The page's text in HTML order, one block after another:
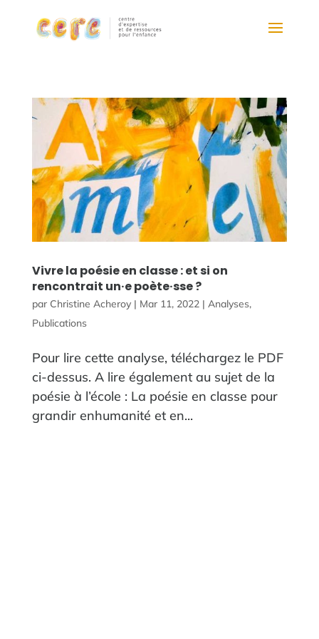
Vivre la poésie en classe : et si on
rencontrait un·e poète·sse ?
par Christine Acheroy| Mar 11, 2022| Analyses,
Publications
Pour lire cette analyse, téléchargez le PDF
ci-dessus. A lire également au sujet de la
poésie à l’école : La poésie en classe pour
grandir enhumanité et en...